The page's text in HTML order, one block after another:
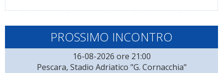
PROSSIMO INCONTRO
16-08-2026 ore 21:00
Pescara, Stadio Adriatico "G. Cornacchia"